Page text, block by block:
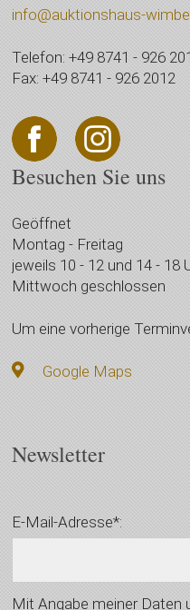
info@auktionshaus-
Telefon: +49 8741 - 926
Fax: +49 8741 - 926 2012
Besuchen Sie uns
Geöffnet
Montag - Freitag
jeweils 10 - 12 und 14 - 18
Mittwoch geschlossen
Um eine vorherige
Google Maps
Newsletter
E-Mail-Adresse*:
Mit Angabe meiner Daten